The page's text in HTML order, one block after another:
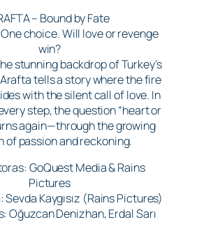
– Bound by Fate
choice. Will love or revenge
win?
stunning backdrop of Turkey’s
tells a story where the fire
with the silent call of love. In
step, the question “heart or
again—through the growing
of passion and reckoning.
GoQuest Media & Rains
Pictures
Kaygısız (Rains Pictures)
Oğuzcan Denizhan, Erdal Sarı